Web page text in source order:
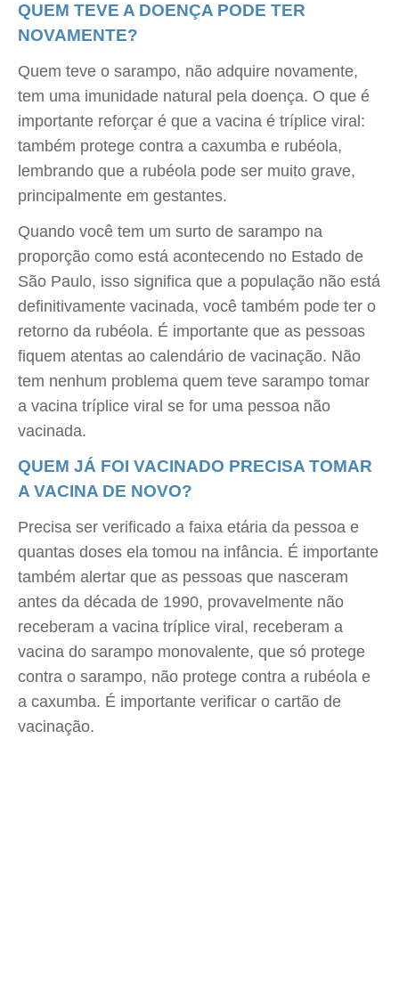
QUEM TEVE A DOENÇA PODE TER
NOVAMENTE?
Quem teve o sarampo, não adquire novamente,
tem uma imunidade natural pela doença. O que é
importante reforçar é que a vacina é tríplice viral:
também protege contra a caxumba e rubéola,
lembrando que a rubéola pode ser muito grave,
principalmente em gestantes.
Quando você tem um surto de sarampo na
proporção como está acontecendo no Estado de
São Paulo, isso significa que a população não está
definitivamente vacinada, você também pode ter o
retorno da rubéola. É importante que as pessoas
fiquem atentas ao calendário de vacinação. Não
tem nenhum problema quem teve sarampo tomar
a vacina tríplice viral se for uma pessoa não
vacinada.
QUEM JÁ FOI VACINADO PRECISA TOMAR
A VACINA DE NOVO?
Precisa ser verificado a faixa etária da pessoa e
quantas doses ela tomou na infância. É importante
também alertar que as pessoas que nasceram
antes da década de 1990, provavelmente não
receberam a vacina tríplice viral, receberam a
vacina do sarampo monovalente, que só protege
contra o sarampo, não protege contra a rubéola e
a caxumba. É importante verificar o cartão de
vacinação.